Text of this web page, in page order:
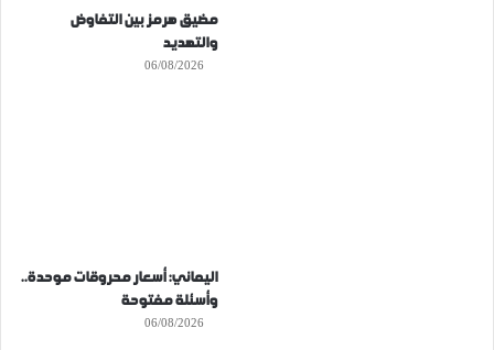
مضيق هرمز بين التفاوض
والتهديد
06/08/2026
اليماني: أسعار محروقات موحدة..
وأسئلة مفتوحة
06/08/2026